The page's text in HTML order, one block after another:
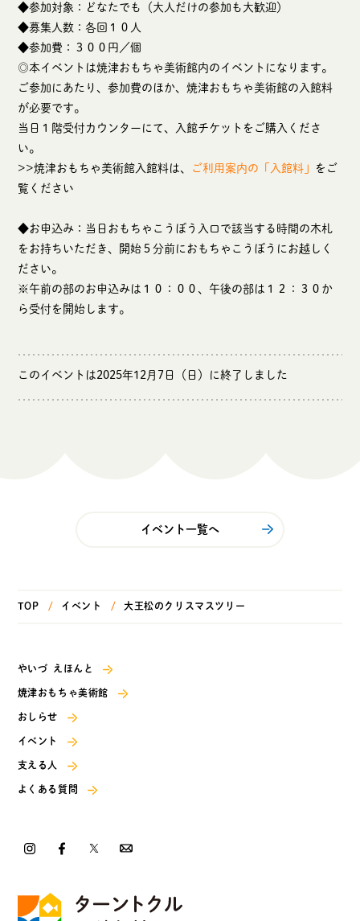
◆参加対象：どなたでも（大人だけの参加も大歓迎）
◆募集人数：各回１０人
◆参加費：３００円／個
◎本イベントは焼津おもちゃ美術館内のイベントになります。
ご参加にあたり、参加費のほか、焼津おもちゃ美術館の入館料
が必要です。
当日１階受付カウンターにて、入館チケットをご購入くださ
い。
>>焼津おもちゃ美術館入館料は、
ご利用案内の「入館料」
をご
覧ください
◆お申込み：当日おもちゃこうぼう入口で該当する時間の木札
をお持ちいただき、開始５分前におもちゃこうぼうにお越しく
ださい。
※午前の部のお申込みは１０：００、午後の部は１２：３０か
ら受付を開始します。
このイベントは2025年12月7日（日）に終了しました
イベント一覧へ
TOP イベント 大王松のクリスマスツリー
やいづ えほんと
焼津おもちゃ美術館
おしらせ
イベント
支える人
よくある質問